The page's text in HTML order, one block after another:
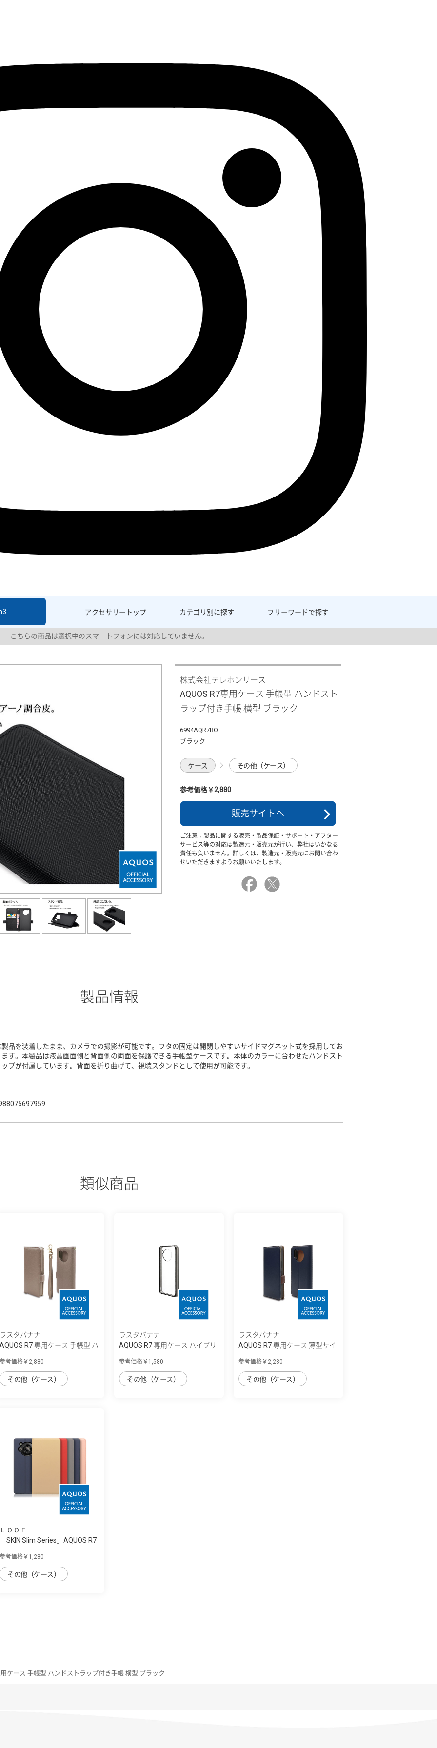
アクセサリー トップ カテゴリ別に探す フリーワードで探す
こちらの商品は選択中のスマートフォンには対応していません。
株式会社テレホンリース
AQUOS R7専用ケース 手帳型 ハンドスト
ラップ付き手帳 横型 ブラック
6994AQR7BO
ブラック
ケース その他（ケース）
参考価格￥2,880
販売サイトへ
ご注意：製品に関する販売・製品保証・サポート・アフター
サービス等の対応は製造元・販売元が行い、弊社はいかなる
責任も負いません。詳しくは、製造元・販売元にお問い合わ
せいただきますようお願いいたします。
製品情報
製品を装着したまま、カメラでの撮影が可能です。フタの固定は開閉しやすいサイドマグネット式を採用してお
ます。本製品は液晶画面側と背面側の両面を保護できる手帳型ケースです。本体のカラーに合わせたハンドスト
ップが付属しています。背面を折り曲げて、視聴スタンドとして使用が可能です。
類似商品
ラスタバナナ
AQUOS R7 専用ケース 手帳型 ハ
参考価格￥2,880
その他（ケース）
ラスタバナナ
AQUOS R7 専用ケース ハイブリ
参考価格￥1,580
その他（ケース）
ラスタバナナ
AQUOS R7 専用ケース 薄型サイ
参考価格￥2,280
その他（ケース）
ＬＯＯＦ
「SKIN Slim Series」AQUOS R7
参考価格￥1,280
その他（ケース）
ケース 手帳型 ハンドストラップ付き手帳 横型 ブラック